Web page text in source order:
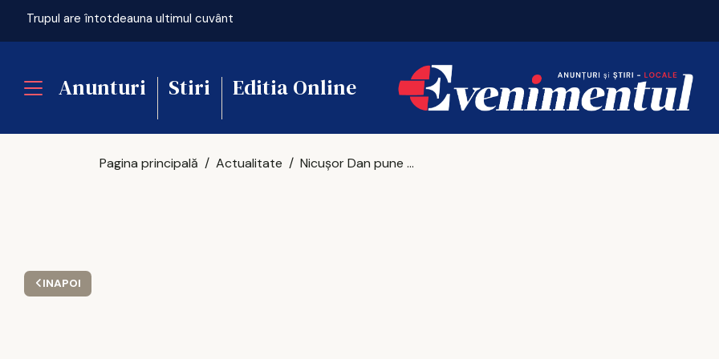
Trupul are întotdeauna ultimul cuvânt
Anunturi Stiri Editia Online
INAPOI
Pagina principală Actualitate Nicușor Dan pune presiune pe partide: „Vineri aștept concluziile”